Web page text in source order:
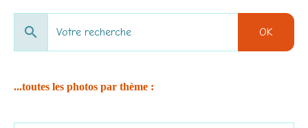
OK
...toutes les photos par thème :